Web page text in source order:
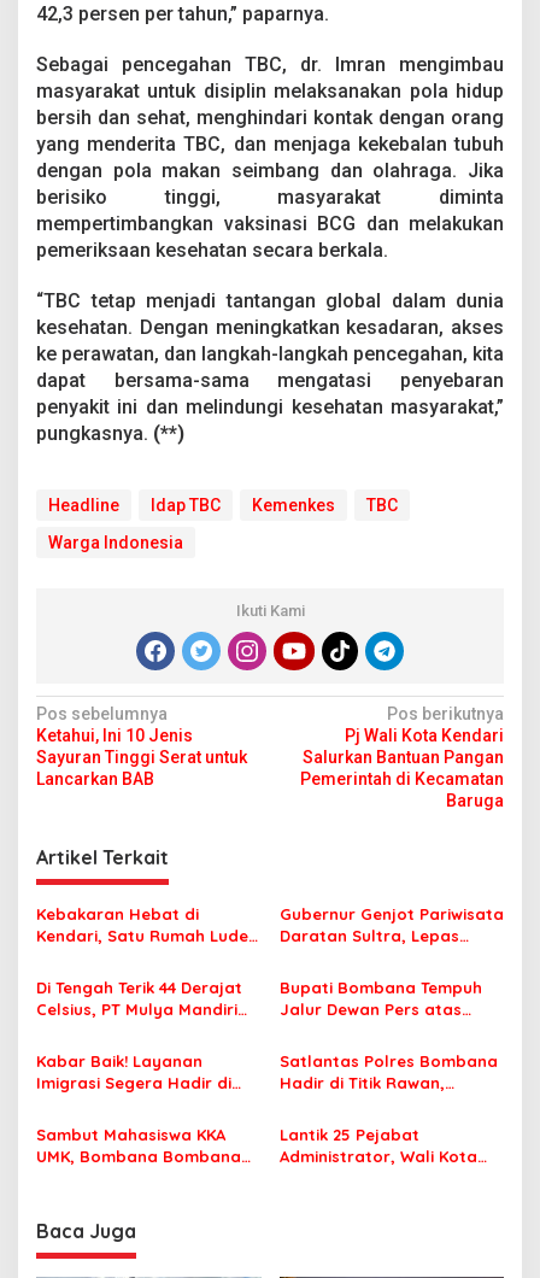
42,3 persen per tahun,” paparnya.
Sebagai pencegahan TBC, dr. Imran mengimbau
masyarakat untuk disiplin melaksanakan pola hidup
bersih dan sehat, menghindari kontak dengan orang
yang menderita TBC, dan menjaga kekebalan tubuh
dengan pola makan seimbang dan olahraga. Jika
berisiko tinggi, masyarakat diminta
mempertimbangkan vaksinasi BCG dan melakukan
pemeriksaan kesehatan secara berkala.
“TBC tetap menjadi tantangan global dalam dunia
kesehatan. Dengan meningkatkan kesadaran, akses
ke perawatan, dan langkah-langkah pencegahan, kita
dapat bersama-sama mengatasi penyebaran
penyakit ini dan melindungi kesehatan masyarakat,”
pungkasnya. (**)
Headline Idap TBC Kemenkes
TBC
Warga Indonesia
Ikuti Kami
N
a
v
g
a
s
i
p
o
s
Pos sebelumnya
Ketahui, Ini 10 Jenis
Sayuran Tinggi Serat untuk
Lancarkan BAB
Pos berikutnya
Pj Wali Kota Kendari
Salurkan Bantuan Pangan
Pemerintah di Kecamatan
Baruga
Artikel Terkait
Kebakaran Hebat di
Kendari, Satu Rumah Ludes
Gubernur Genjot Pariwisata
Daratan Sultra, Lepas
Tiga Kabupaten Unggulan
Di Tengah Terik 44 Derajat
Celsius, PT Mulya Mandiri
Jamaah Tetap Sehat dan
Nyaman Beribadah
Bupati Bombana Tempuh
Jalur Dewan Pers atas
Korupsi Jembatan Cirauci II
Kabar Baik! Layanan
Imigrasi Segera Hadir di
Perlu Lagi ke Kendari
Satlantas Polres Bombana
Hadir di Titik Rawan,
Sekolah dengan Aman
Sambut Mahasiswa KKA
UMK, Bombana Bombana
Lantik 25 Pejabat
Administrator, Wali Kota
Baca Juga